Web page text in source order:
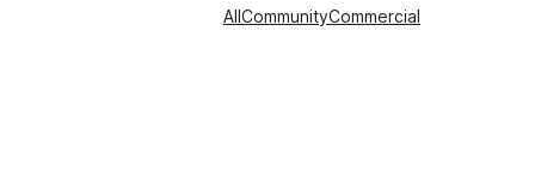
AllCommunityCommercial